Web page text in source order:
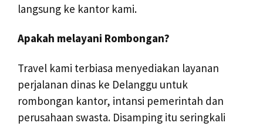
langsung ke kantor kami.
Apakah melayani Rombongan?
Travel kami terbiasa menyediakan layanan
perjalanan dinas ke Delanggu untuk
rombongan kantor, intansi pemerintah dan
perusahaan swasta. Disamping itu seringkali